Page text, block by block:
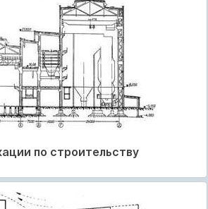
по строительству